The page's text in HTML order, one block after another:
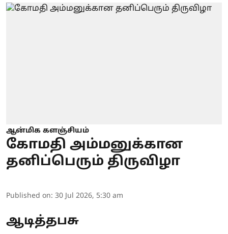
ஆன்மிக களஞ்சியம்
கோமதி அம்மனுக்கான
தனிப்பெரும் திருவிழா
Published on: 30 Jul 2026, 5:30 am
ஆடித்தபசு